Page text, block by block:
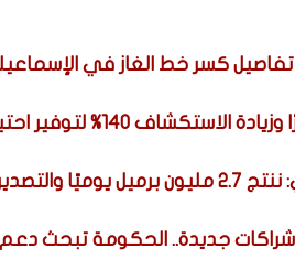
كسر خط الغاز في
بين 1.5 و1.7 مليون
جديدة.. الحكومة تبحث دعم